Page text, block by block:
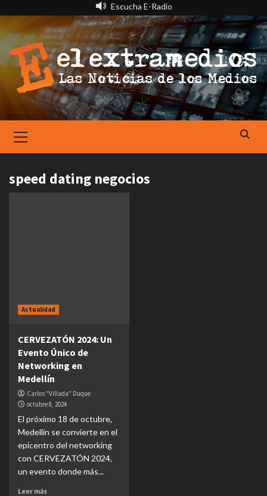
contenido
Escucha E-Radio
Menu
speed dating negocios
Actualidad
CERVEZATÓN 2024: Un
Evento Único de
Networking en
Medellín
Carlos "Villada" Duque
octubre 8, 2024
El próximo 18 de octubre,
Medellín se convierte en el
epicentro del networking
con CERVEZATÓN 2024,
un evento donde más...
Leer más